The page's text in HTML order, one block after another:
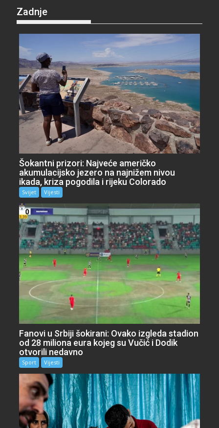
Zadnje
Šokantni prizori: Najveće američko
akumulacijsko jezero na najnižem nivou
ikada, kriza pogodila i rijeku Colorado
Svijet Vijesti
Fanovi u Srbiji šokirani: Ovako izgleda stadion
od 28 miliona eura kojeg su Vučić i Dodik
otvorili nedavno
Sport Vijesti